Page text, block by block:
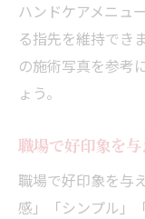
ハンドケアメニュ
る指先を維持でき
の施術写真を参考
ょう。
職場で好印象を
職場で好印象を与
感」「シンプル」